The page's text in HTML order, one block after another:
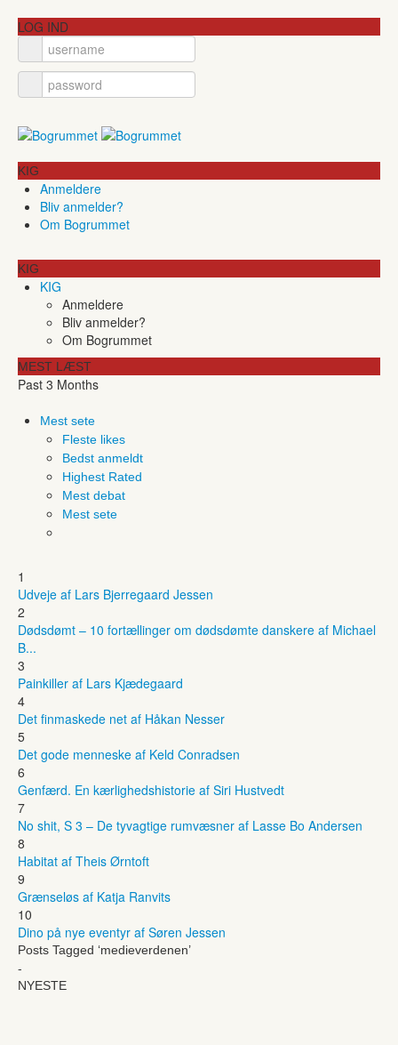
LOG IND
KIG
Anmeldere
Bliv anmelder?
Om Bogrummet
KIG
KIG
Anmeldere
Bliv anmelder?
Om Bogrummet
MEST LÆST
Past 3 Months
Mest sete
Fleste likes
Bedst anmeldt
Highest Rated
Mest debat
Mest sete
1
Udveje af Lars Bjerregaard Jessen
2
Dødsdømt – 10 fortællinger om dødsdømte danskere af Michael
B...
3
Painkiller af Lars Kjædegaard
4
Det finmaskede net af Håkan Nesser
5
Det gode menneske af Keld Conradsen
6
Genfærd. En kærlighedshistorie af Siri Hustvedt
7
No shit, S 3 – De tyvagtige rumvæsner af Lasse Bo Andersen
8
Habitat af Theis Ørntoft
9
Grænseløs af Katja Ranvits
10
Dino på nye eventyr af Søren Jessen
Posts Tagged ‘medieverdenen’
-
NYESTE